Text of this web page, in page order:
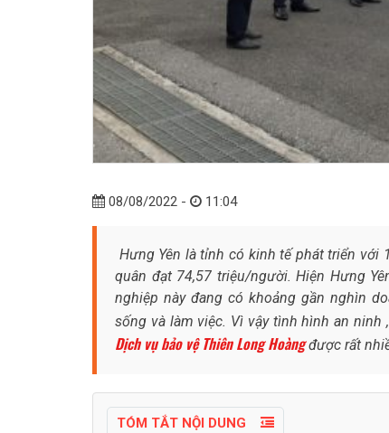
08/08/2022 - 11:04
Hưng Yên là tỉnh có kinh tế phát triển với
quân đạt 74,57 triệu/người. Hiện Hưng
nghiệp này đang có khoảng gần nghìn
sống và làm việc. Vì vậy tình hình an
Dịch vụ bảo vệ Thiên Long Hoàngđược rất
TÓM TẮT NỘI DUNG